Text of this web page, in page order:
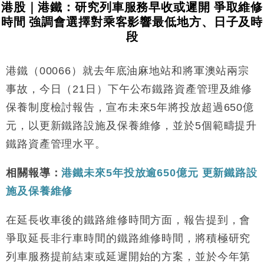
15:59
財經｜SA售股自救後再出手 斥4億美元押注未上市公
司
財經｜華僑銀行上半年淨利創新高 中期息增15%至
17:33
財經｜滙豐上調香港今年GDP預測至4.5% 看好貿易
及消費表現
16:47
本地｜假冒內地執法人員要求交「保證金」 43歲女子
損失近6900萬元
16:05
財經｜日經失守6.5萬點後回穩 全周仍升近2%
粦接任
15:11
財經｜韓股反覆波動收跌 連挫7周創逾3年最長跌勢
13:44
財經｜內地7月美元計價出口增近24%勝預期 貿易順
差達1125億美元
12:44
財經｜日本春季三度入市撐日圓 4月單日斥6.28萬億
日圓干預創新高
港股｜港鐵：研究列車服務早收或遲開 爭取維修
時間 強調會選擇對乘客影響最低地方、日子及時
段
港鐵（00066）就去年底油麻地站和將軍澳站兩宗
事故，今日（21日）下午公布鐵路資產管理及維修
保養制度檢討報告，宣布未來5年將投放超過650億
元，以更新鐵路設施及保養維修，並於5個範疇提升
鐵路資產管理水平。
相關報導：港鐵未來5年投放逾650億元 更新鐵路設
施及保養維修
在延長收車後的鐵路維修時間方面，報告提到，會
爭取延長非行車時間的鐵路維修時間，將積極研究
列車服務提前結束或延遲開始的方案，並於今年第